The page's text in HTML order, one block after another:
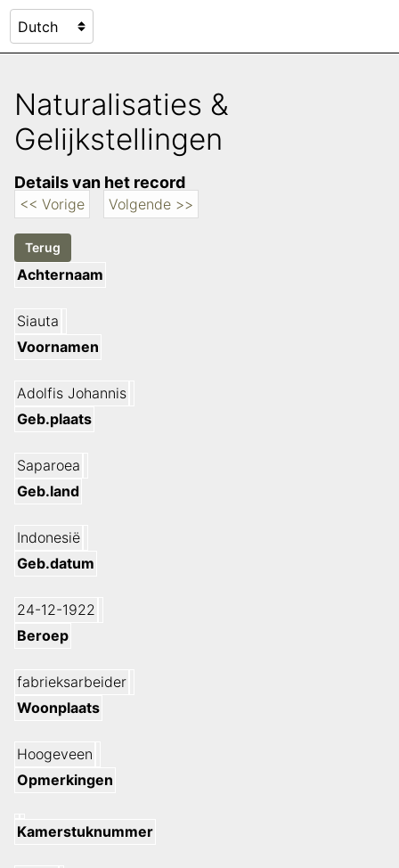
Naturalisaties &
Gelijkstellingen
Details van het record
<< Vorige Volgende >>
Achternaam
Siauta
Voornamen
Adolfis Johannis
Geb.plaats
Saparoea
Geb.land
Indonesië
Geb.datum
24-12-1922
Beroep
fabrieksarbeider
Woonplaats
Hoogeveen
Opmerkingen
Kamerstuknummer